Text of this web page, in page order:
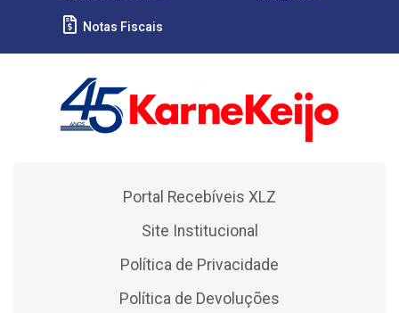
Notas Fiscais
Portal Recebíveis XLZ
Site Institucional
Política de Privacidade
Política de Devoluções